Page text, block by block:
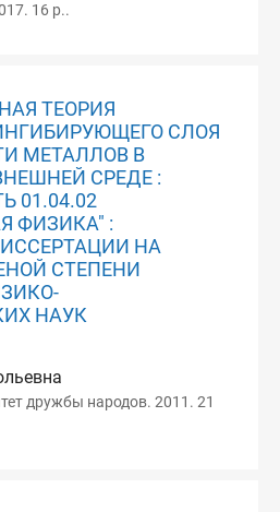
16 p..
ТЕОРИЯ
СЛОЯ
МЕТАЛЛОВ В
СРЕДЕ :
01.04.02
ФИЗИКА" :
НА
СТЕПЕНИ
НАУК
дружбы народов. 2011. 21